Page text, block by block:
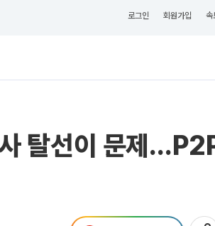
로그인 회원가입 속
탈선이 문제